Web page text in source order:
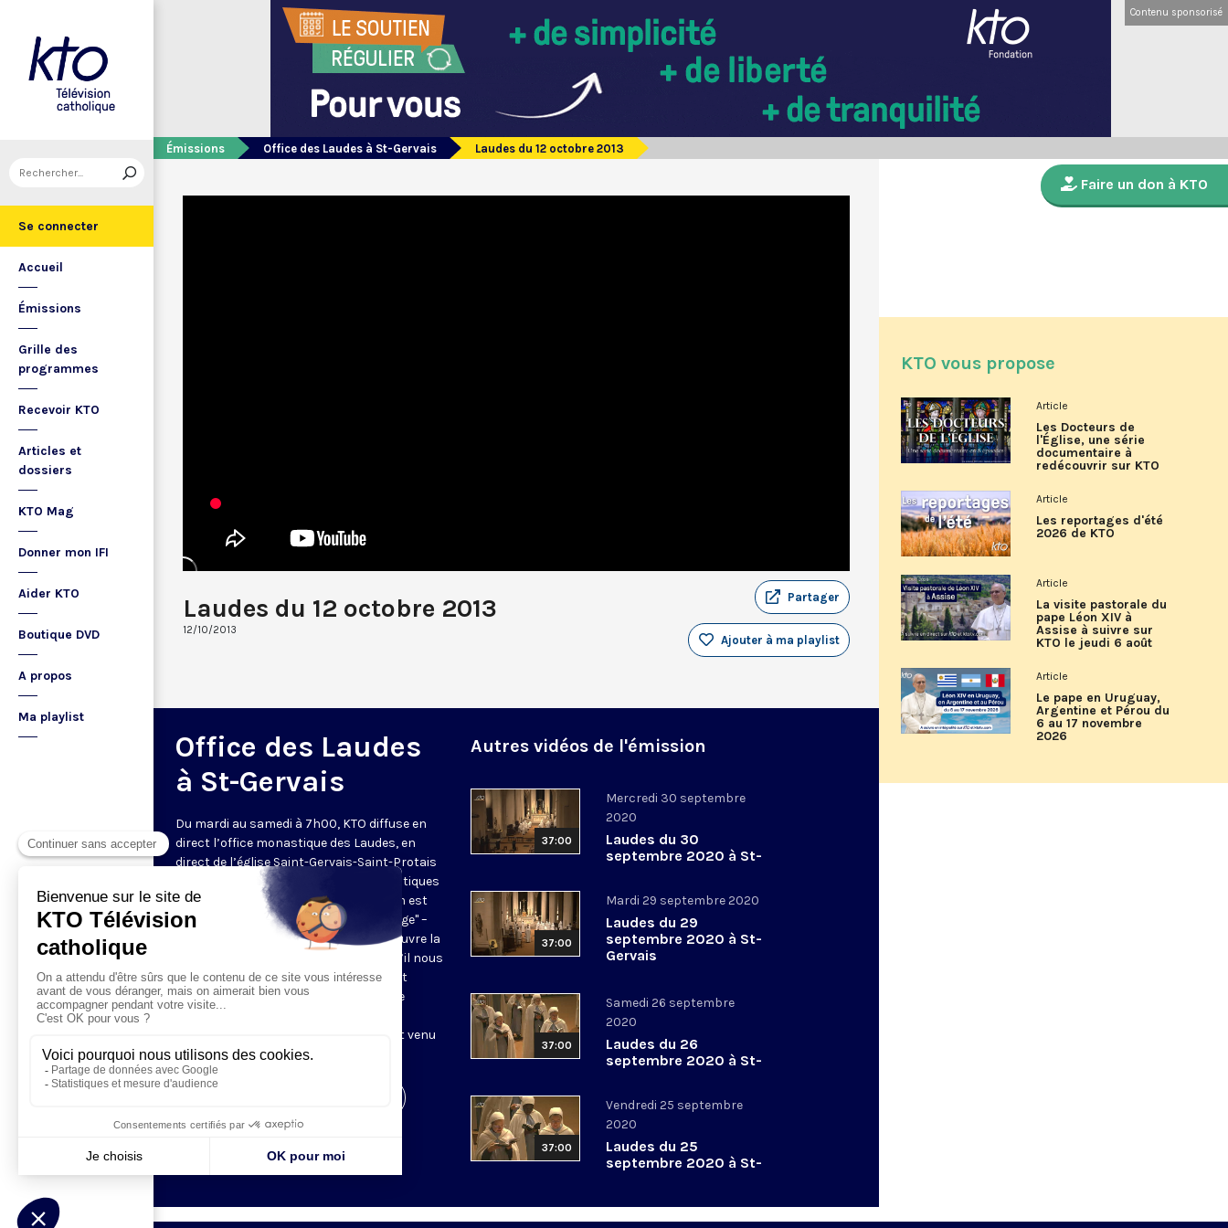
Se connecter
Accueil
Émissions
Grille des
programmes
Recevoir KTO
Articles et
dossiers
KTO Mag
Donner mon IFI
Aider KTO
Boutique DVD
A propos
Ma playlist
Contenu sponsorisé
Émissions Office des Laudes à St-Gervais Laudes du 12 octobre 2013
Laudes du 12 octobre 2013
12/10/2013
Partager
Ajouter à ma playlist
Office des Laudes
à St-Gervais
Du mardi au samedi à 7h00, KTO diffuse en
direct l’office monastique des Laudes, en
direct de l’église Saint-Gervais-Saint-Protais
(Paris IVe), avec les Fraternités Monastiques
de Jérusalem. Les Laudes – dont le nom est
dérivé du terme latin qui signifie "louange" –
sont d’abord la prière de louange qui ouvre la
journée pour remercier Dieu du don qu’il nous
fait de ce jour nouveau, et le placer tout
entier sous son regard. Mais son heure
Résurrection du Seigneur, "soleil levant venu
nous visiter" (Lc 1,28).
Autres vidéos de l'émission
37:00
Mercredi 30 septembre
2020
Laudes du 30
septembre 2020 à St-
37:00
Mardi 29 septembre 2020
Laudes du 29
septembre 2020 à St-
Gervais
37:00
Samedi 26 septembre
2020
Laudes du 26
septembre 2020 à St-
37:00
Vendredi 25 septembre
2020
Laudes du 25
septembre 2020 à St-
Faire un don à KTO
KTO vous propose
Article
Les Docteurs de
l'Église, une série
documentaire à
redécouvrir sur KTO
Article
Les reportages d'été
2026 de KTO
Article
La visite pastorale du
pape Léon XIV à
Assise à suivre sur
KTO le jeudi 6 août
Article
Le pape en Uruguay,
Argentine et Pérou du
6 au 17 novembre
2026